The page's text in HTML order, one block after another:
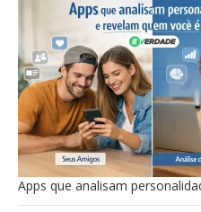
Apps que analisam